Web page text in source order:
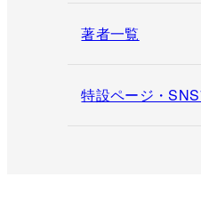
著者一覧
特設ページ・